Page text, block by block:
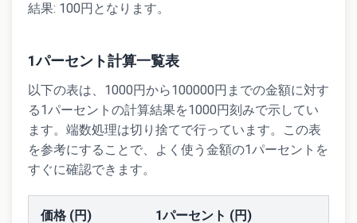
結果: 100円となります。
1パーセント計算一覧表
以下の表は、1000円から100000円までの金額に対す
る1パーセントの計算結果を1000円刻みで示してい
ます。端数処理は切り捨てで行っています。この表
を参考にすることで、よく使う金額の1パーセントを
すぐに確認できます。
価格 (円) 1パーセント (円)